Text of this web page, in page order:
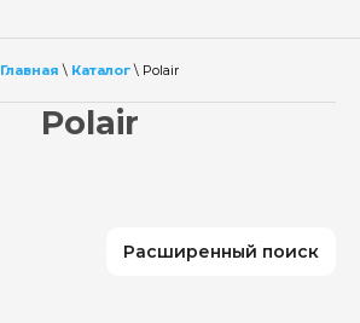
Главная \ Каталог \ Polair
Polair
Расширенный поиск